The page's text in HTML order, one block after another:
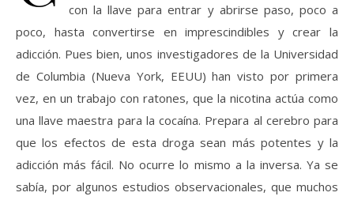
con la llave para entrar y abrirse paso, poco a
poco, hasta convertirse en imprescindibles y crear la
adicción. Pues bien, unos investigadores de la Universidad
de Columbia (Nueva York, EEUU) han visto por primera
vez, en un trabajo con ratones, que la nicotina actúa como
una llave maestra para la cocaína. Prepara al cerebro para
que los efectos de esta droga sean más potentes y la
adicción más fácil. No ocurre lo mismo a la inversa. Ya se
sabía, por algunos estudios observacionales, que muchos